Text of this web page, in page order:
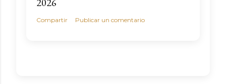
Compartir Publicar un comentario